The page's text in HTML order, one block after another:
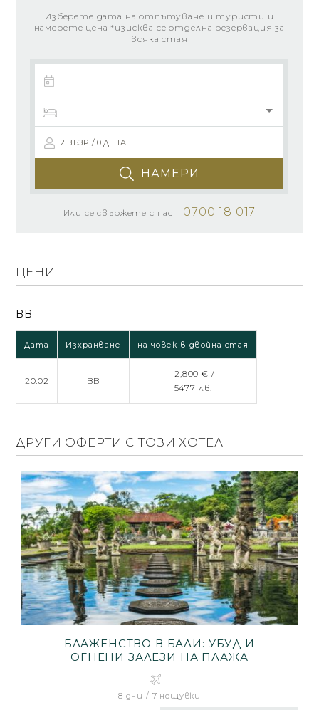
Изберете дата на отпътуване и туристи и
намерете цена *изисква се отделна резервация за
всяка стая
2 ВЪЗР. / 0 ДЕЦА
НАМЕРИ
Или се свържете с нас 0700 18 017
ЦЕНИ
BB
Дата Изхранване на човек в двойна стая
20.02 BB
2,800 € /
5477 лв.
ДРУГИ ОФЕРТИ С ТОЗИ ХОТЕЛ
БЛАЖЕНСТВО В БАЛИ: УБУД И
ОГНЕНИ ЗАЛЕЗИ НА ПЛАЖА
8 дни / 7 нощувки